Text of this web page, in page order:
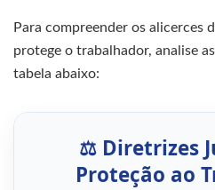
Para compreender os alicerces
protege o trabalhador, analise
tabela abaixo:
⚖️ Diretrizes
Proteção ao